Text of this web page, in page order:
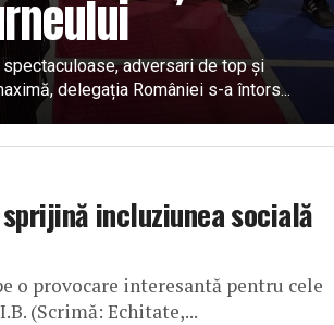
adversari de top și
delegația României s-a întors...
incluziunea socială
o provocare interesantă pentru cele
(Scrimă: Echitate,...